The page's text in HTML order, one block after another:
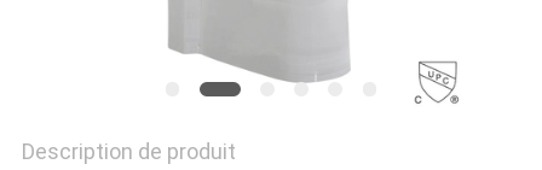
Description de produit